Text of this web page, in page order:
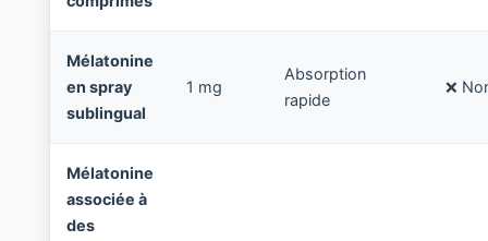
Mélatonine
en spray
sublingual
1 mg
Absorption
rapide
❌
Mélatonine
associée à
des